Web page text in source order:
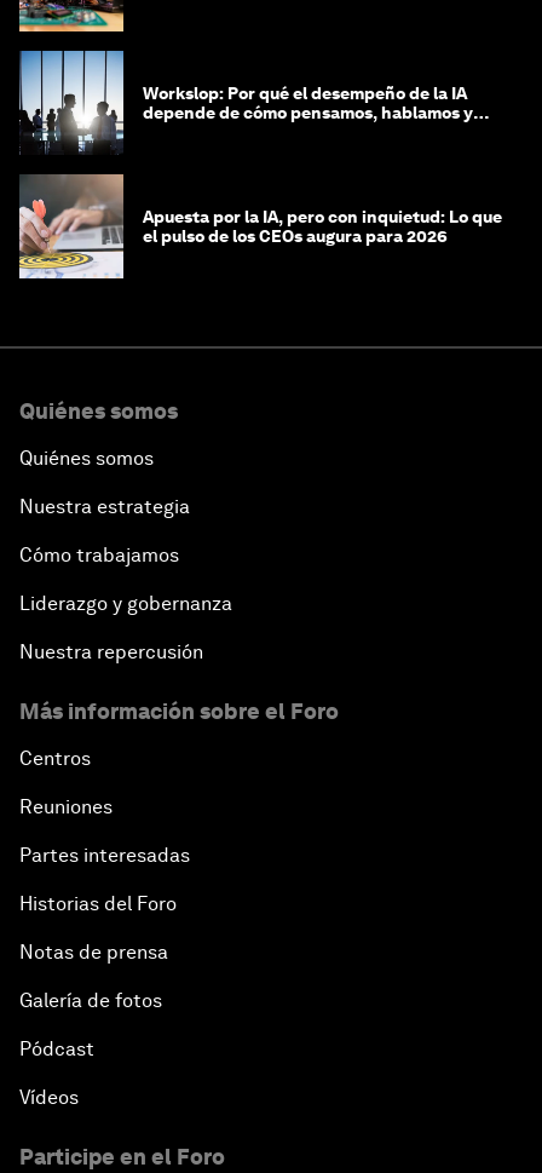
Workslop: Por qué el desempeño de la IA
depende de cómo pensamos, hablamos y
Apuesta por la IA, pero con inquietud: Lo que
el pulso de los CEOs augura para 2026
Quiénes somos
Quiénes somos
Nuestra estrategia
Cómo trabajamos
Liderazgo y gobernanza
Nuestra repercusión
Más información sobre el Foro
Centros
Reuniones
Partes interesadas
Historias del Foro
Notas de prensa
Galería de fotos
Pódcast
Vídeos
Participe en el Foro